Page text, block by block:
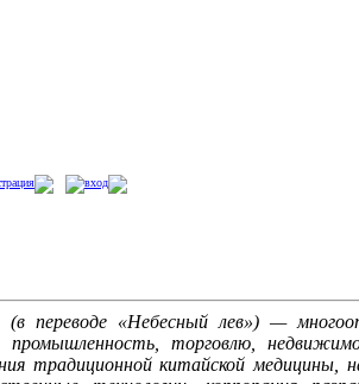
вход
(в переводе «Небесный лев») —
промышленность, торговлю,
традиционной китайской медицины,